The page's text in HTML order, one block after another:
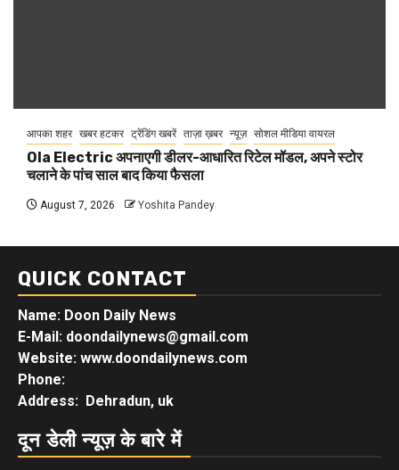
आपका शहर खबर हटकर ट्रेंडिंग खबरें ताज़ा ख़बर न्यूज़ सोशल मीडिया वायरल
Ola Electric अपनाएगी डीलर-आधारित रिटेल मॉडल, अपने स्टोर
चलाने के पांच साल बाद किया फैसला
August 7, 2026 Yoshita Pandey
QUICK CONTACT
Name: Doon Daily News
E-Mail: doondailynews@gmail.com
Website: www.doondailynews.com
Phone:
Address: Dehradun, uk
दून डेली न्यूज़ के बारे में